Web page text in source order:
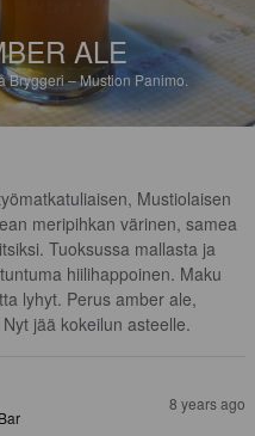
ALE
Bryggeri – Mustion Panimo.
Mustiolaisen
meripihkan värinen, samea
Tuoksussa mallasta ja
hiilihappoinen. Maku
lyhyt. Perus amber ale,
jää kokeilun asteelle.
8 years ago